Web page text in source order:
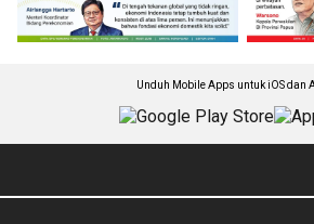
Unduh Mobile Apps untuk iOS dan